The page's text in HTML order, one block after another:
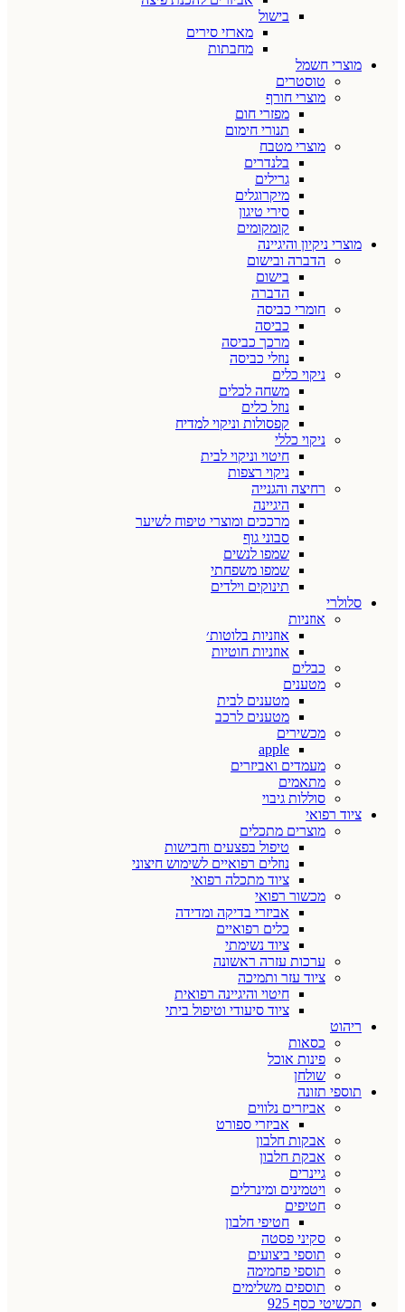
בישול
מארזי סירים
מחבתות
מוצרי חשמל
טוסטרים
מוצרי חורף
מפזרי חום
תנורי חימום
מוצרי מטבח
בלנדרים
גרילים
מיקרוגלים
סירי טיגון
קומקומים
מוצרי ניקיון והיגיינה
הדברה ובישום
בישום
הדברה
חומרי כביסה
כביסה
מרכך כביסה
נוזלי כביסה
ניקוי כלים
משחה לכלים
נוזל כלים
קפסולות וניקוי למדיח
ניקוי כללי
חיטוי וניקוי לבית
ניקוי רצפות
רחיצה והגנייה
היגיינה
מרככים ומוצרי טיפוח לשיער
סבוני גוף
שמפו לנשים
שמפו משפחתי
תינוקים וילדים
סלולרי
אוזניות
אוזניות בלוטות׳
אוזניות חוטיות
כבלים
מטענים
מטענים לבית
מטענים לרכב
מכשירים
apple
מעמדים ואביזרים
מתאמים
סוללות גיבוי
ציוד רפואי
מוצרים מתכלים
טיפול בפצעים וחבישות
נוזלים רפואיים לשימוש חיצוני
ציוד מתכלה רפואי
מכשור רפואי
אביזרי בדיקה ומדידה
כלים רפואיים
ציוד נשימתי
ערכות עזרה ראשונה
ציוד עזר ותמיכה
חיטוי והיגיינה רפואית
ציוד סיעודי וטיפול ביתי
ריהוט
כסאות
פינות אוכל
שולחן
תוספי תזונה
אביזרים נלווים
אביזרי ספורט
אבקות חלבון
אבקת חלבון
גיינרים
ויטמינים ומינרלים
חטיפים
חטיפי חלבון
סקיני פסטה
תוספי ביצועים
תוספי פחמימה
תוספים משלימים
תכשיטי כסף 925